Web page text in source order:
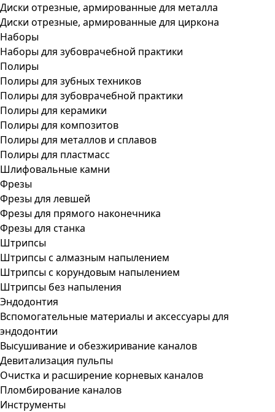
Диски отрезные, армированные для металла
Диски отрезные, армированные для циркона
Наборы
Наборы для зубоврачебной практики
Полиры
Полиры для зубных техников
Полиры для зубоврачебной практики
Полиры для керамики
Полиры для композитов
Полиры для металлов и сплавов
Полиры для пластмасс
Шлифовальные камни
Фрезы
Фрезы для левшей
Фрезы для прямого наконечника
Фрезы для станка
Штрипсы
Штрипсы c алмазным напылением
Штрипсы c корундовым напылением
Штрипсы без напыления
Эндодонтия
Вспомогательные материалы и аксессуары для
эндодонтии
Высушивание и обезжиривание каналов
Девитализация пульпы
Очистка и расширение корневых каналов
Пломбирование каналов
Инструменты